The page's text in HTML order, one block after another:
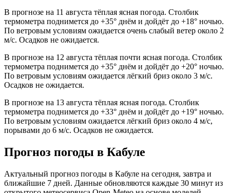
В прогнозе на 11 августа тёплая ясная погода. Столбик
термометра поднимется до +35° днём и дойдёт до +18° ночью.
По ветровым условиям ожидается очень слабый ветер около 2
м/с. Осадков не ожидается.
В прогнозе на 12 августа тёплая почти ясная погода. Столбик
термометра поднимется до +35° днём и дойдёт до +20° ночью.
По ветровым условиям ожидается лёгкий бриз около 3 м/с.
Осадков не ожидается.
В прогнозе на 13 августа тёплая ясная погода. Столбик
термометра поднимется до +33° днём и дойдёт до +19° ночью.
По ветровым условиям ожидается лёгкий бриз около 4 м/с,
порывами до 6 м/с. Осадков не ожидается.
Прогноз погоды в Кабуле
Актуальный прогноз погоды в Кабуле на сегодня, завтра и
ближайшие 7 дней. Данные обновляются каждые 30 минут из